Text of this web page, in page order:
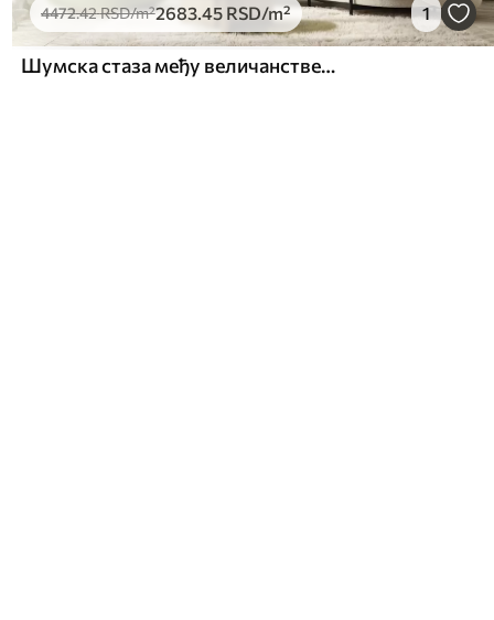
4472.42RSD/m²2683.45 RSD/m² 1
Шумска стаза међу величанственим дрвећем у акварелном стилу